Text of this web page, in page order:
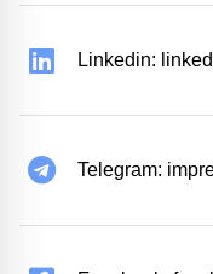
Linkedin:
Telegram: